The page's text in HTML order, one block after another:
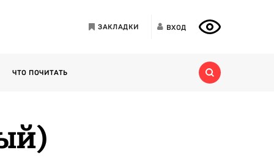
ЗАКЛАДКИ ВХОД
ЧТО ПОЧИТАТЬ